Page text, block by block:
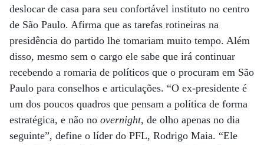
deslocar de casa para seu confortável instituto no centro
de São Paulo. Afirma que as tarefas rotineiras na
presidência do partido lhe tomariam muito tempo. Além
disso, mesmo sem o cargo ele sabe que irá continuar
recebendo a romaria de políticos que o procuram em São
Paulo para conselhos e articulações. “O ex-presidente é
um dos poucos quadros que pensam a política de forma
estratégica, e não no overnight, de olho apenas no dia
seguinte”, define o líder do PFL, Rodrigo Maia. “Ele